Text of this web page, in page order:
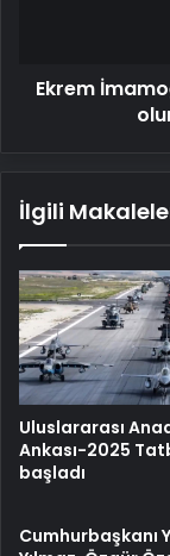
cezamı
Ekrem
İlgili
Uluslararası
Ankası-2025
başladı
Cumhurbaşkanı